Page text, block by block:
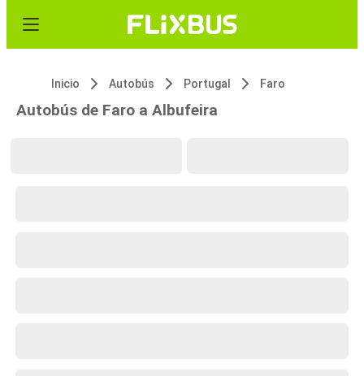
Inicio Autobús Portugal Faro
Autobús de Faro a Albufeira